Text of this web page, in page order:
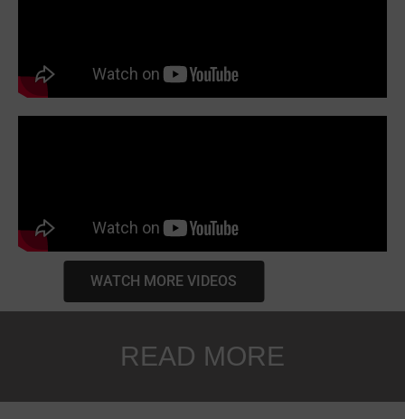
WATCH MORE VIDEOS
READ MORE